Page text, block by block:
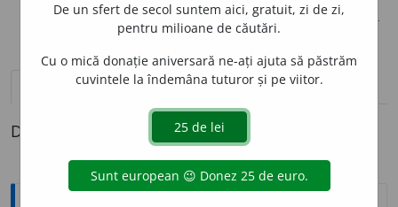
opțiuni
definiții (1) pronunțievolume_up (1)
Definiția cu ID-ul 30563:
De un sfert de secol suntem aici, gratuit, zi de zi,
pentru milioane de căutări.
Cu o mică donație aniversară ne-ați ajuta să păstrăm
cuvintele la îndemâna tuturor și pe viitor.